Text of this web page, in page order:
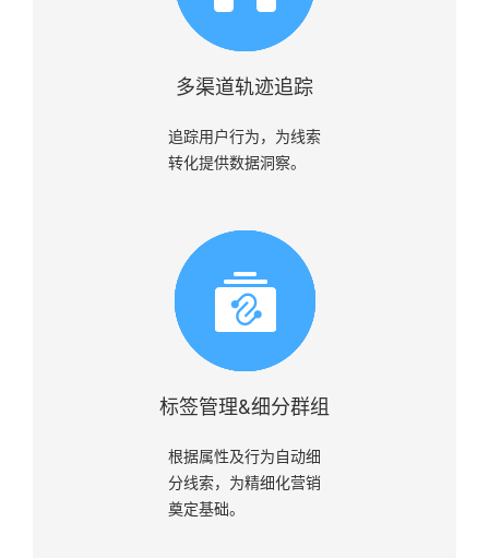
多渠道轨迹追踪
追踪用户行为，为线索
转化提供数据洞察。
标签管理&细分群组
根据属性及行为自动细
分线索，为精细化营销
奠定基础。